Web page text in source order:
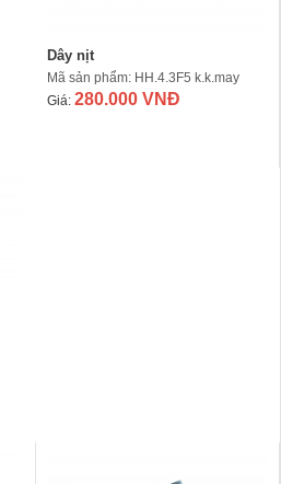
Dây nịt
Mã sản phẩm: HH.4.3F5 k.k.may
Giá: 280.000 VNĐ